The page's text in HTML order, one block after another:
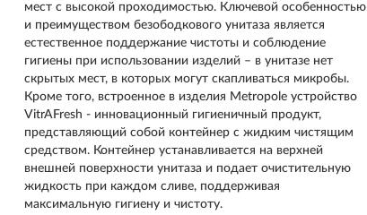
мест с высокой проходимостью. Ключевой особенностью
и преимуществом безободкового унитаза является
естественное поддержание чистоты и соблюдение
гигиены при использовании изделий – в унитазе нет
скрытых мест, в которых могут скапливаться микробы.
Кроме того, встроенное в изделия Metropole устройство
VitrAFresh - инновационный гигиеничный продукт,
представляющий собой контейнер с жидким чистящим
средством. Контейнер устанавливается на верхней
внешней поверхности унитаза и подает очистительную
жидкость при каждом сливе, поддерживая
максимальную гигиену и чистоту.